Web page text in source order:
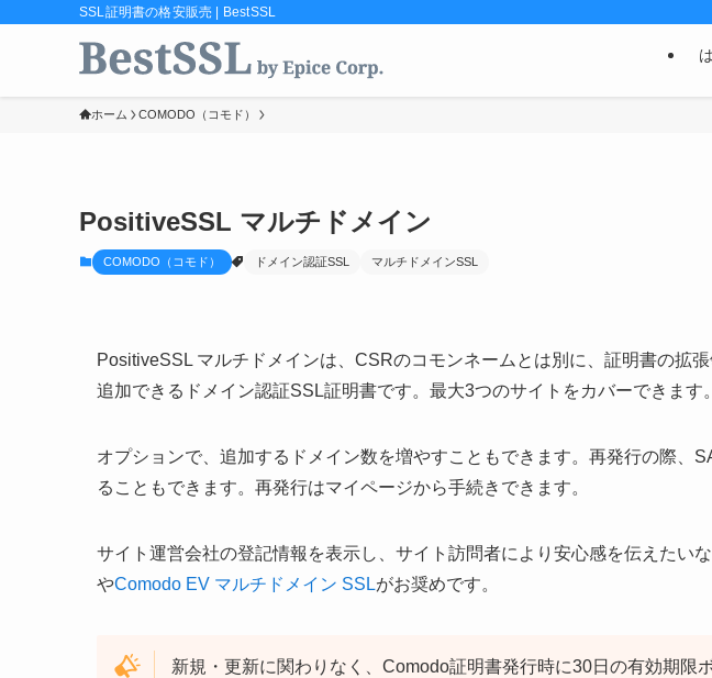
SSL証明書の格安販売 | BestSSL
ホーム COMODO（コモド）
PositiveSSL マルチドメイン
COMODO（コモド） ドメイン認証SSL マルチドメインSSL
PositiveSSL マルチドメインは、CSRのコモンネームとは別に、証明書の拡
追加できるドメイン認証SSL証明書です。最大3つのサイトをカバーできます。
オプションで、追加するドメイン数を増やすこともできます。再発行の際、
ることもできます。再発行はマイページから手続きできます。
サイト運営会社の登記情報を表示し、サイト訪問者により安心感を伝えたいな
やComodo EV マルチドメイン SSLがお奨めです。
新規・更新に関わりなく、Comodo証明書発行時に30日の有効期限